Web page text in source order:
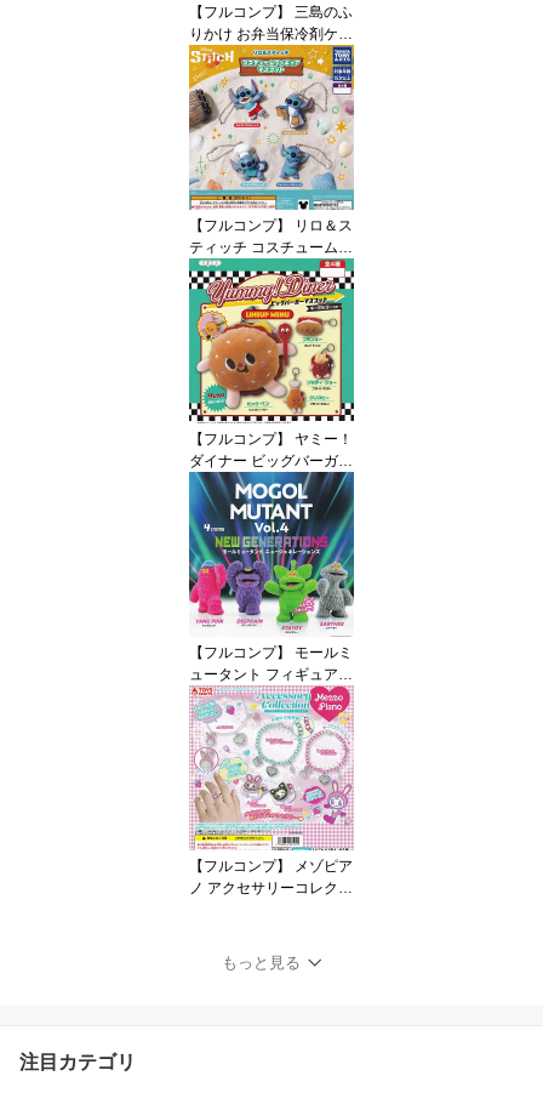
【フルコンプ】 三島のふ
りかけ お弁当保冷剤ケー
ス 【全7種セット】 ター
リン・インターナショナ
ル ふりかけ グッズ ゴム
バンド付き保冷剤ケース
ガチャガチャ カプセルト
イ 即納 在庫品 送料無料
追跡あり
【フルコンプ】 リロ＆ス
ティッチ コスチュームフ
ィギュアマスコット 【全
4種セット】 タカラトミ
ーアーツ DISNEY Stitch
グッズ フィギュア ガチ
ャガチャ カプセルトイ
即納 在庫品 送料無料 追
跡あり
【フルコンプ】 ヤミー！
ダイナー ビッグバーガー
マスコット 【全4種セッ
ト】 アオホップ Yumm
y！ Diner グッズ ガチャ
ガチャ カプセルトイ 即
納 在庫品 送料無料 追跡
あり
【フルコンプ】 モールミ
ュータント フィギュアコ
レクション Vol.4 ニュー
ジェネレーションズ 【全
4種セット】 ケンエレフ
ァント MOGOL MUTANT
NEW GENERATIONS グ
ッズ フィギュア ガチャ
ガチャ カプセルトイ 即
納 在庫品 送料無料 追跡
あり
【フルコンプ】 メゾピア
ノ アクセサリーコレクシ
iano Accessory Collectio
n グッズ ガチャガチャ カ
もっと見る
注目カテゴリ